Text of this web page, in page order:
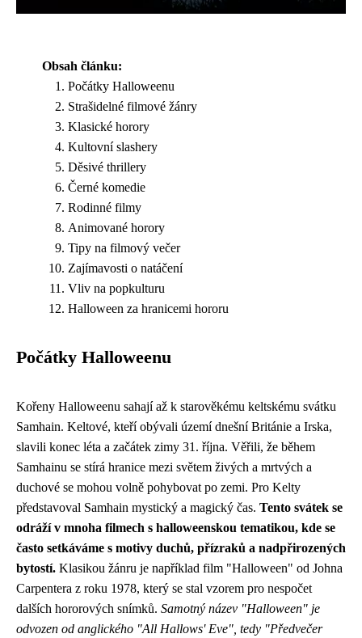
Obsah článku:
Počátky Halloweenu
Strašidelné filmové žánry
Klasické horory
Kultovní slashery
Děsivé thrillery
Černé komedie
Rodinné filmy
Animované horory
Tipy na filmový večer
Zajímavosti o natáčení
Vliv na popkulturu
Halloween za hranicemi hororu
Počátky Halloweenu
Kořeny Halloweenu sahají až k starověkému keltskému svátku
Samhain. Keltové, kteří obývali území dnešní Británie a Irska,
slavili konec léta a začátek zimy 31. října. Věřili, že během
Samhainu se stírá hranice mezi světem živých a mrtvých a
duchové se mohou volně pohybovat po zemi. Pro Kelty
představoval Samhain mystický a magický čas. Tento svátek se
odráží v mnoha filmech s halloweenskou tematikou, kde se
často setkáváme s motivy duchů, přízraků a nadpřirozených
bytostí. Klasikou žánru je například film "Halloween" od Johna
Carpentera z roku 1978, který se stal vzorem pro nespočet
dalších hororových snímků. Samotný název "Halloween" je
odvozen od anglického "All Hallows' Eve", tedy "Předvečer